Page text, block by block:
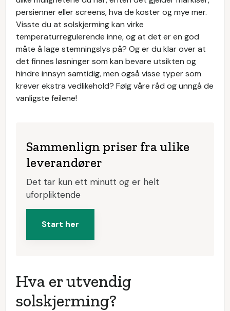
persienner eller screens, hva de koster og mye mer.
Visste du at solskjerming kan virke
temperaturregulerende inne, og at det er en god
måte å lage stemningslys på? Og er du klar over at
det finnes løsninger som kan bevare utsikten og
hindre innsyn samtidig, men også visse typer som
krever ekstra vedlikehold? Følg våre råd og unngå de
vanligste feilene!
Sammenlign priser fra ulike
leverandører
Det tar kun ett minutt og er helt
uforpliktende
Start her
Hva er utvendig
solskjerming?